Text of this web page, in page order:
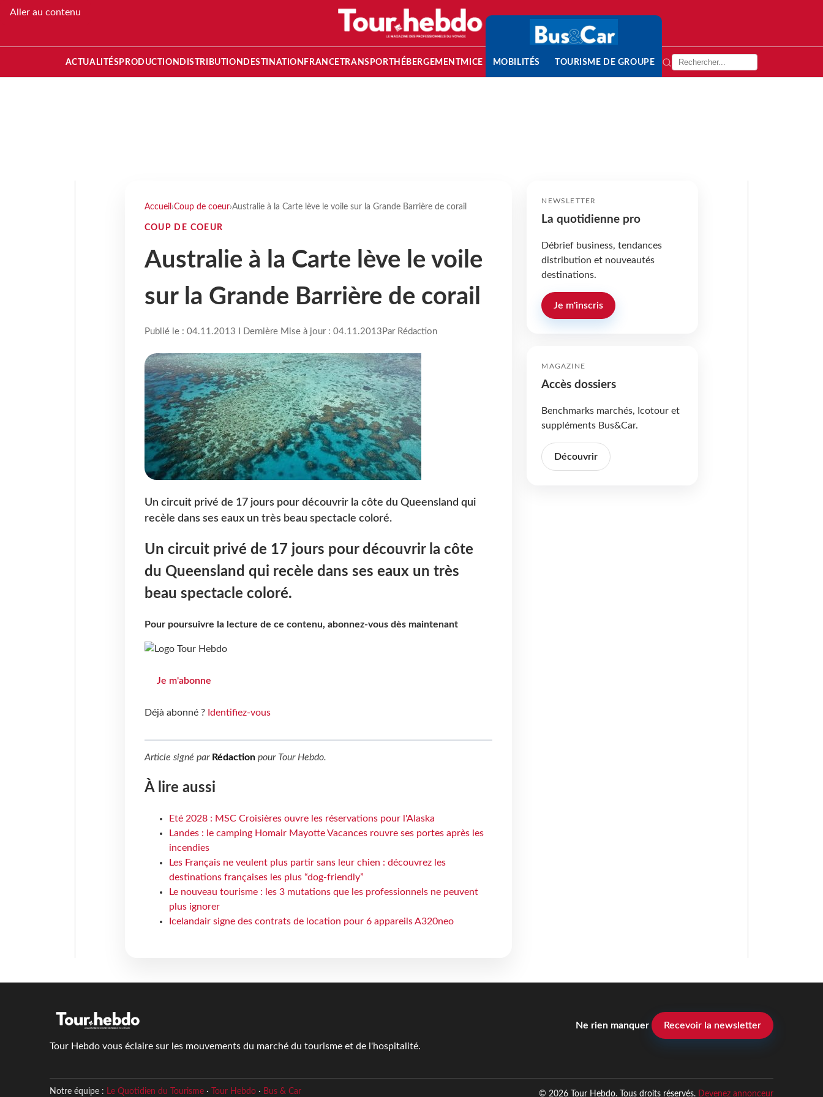
Aller au contenu
ACTUALITÉS PRODUCTION DISTRIBUTION DESTINATION FRANCETRANSPORT HÉBERGEMENTMICE MOBILITÉS TOURISME DE GROUPE
Accueil ›Coup de coeur›Australie à la Carte lève le voile sur la Grande Barrière de corail
COUP DE COEUR
Australie à la Carte lève le voile
sur la Grande Barrière de corail
Publié le : 04.11.2013 I Dernière Mise à jour : 04.11.2013 Par Rédaction
Un circuit privé de 17 jours pour découvrir la côte du Queensland qui
recèle dans ses eaux un très beau spectacle coloré.
Un circuit privé de 17 jours pour découvrir la côte
du Queensland qui recèle dans ses eaux un très
beau spectacle coloré.
Pour poursuivre la lecture de ce contenu, abonnez-vous dès maintenant
Je m'abonne
Déjà abonné ? Identifiez-vous
Article signé par Rédactionpour Tour Hebdo.
À lire aussi
Eté 2028 : MSC Croisières ouvre les réservations pour l'Alaska
Landes : le camping Homair Mayotte Vacances rouvre ses portes après les
incendies
Les Français ne veulent plus partir sans leur chien : découvrez les
destinations françaises les plus “dog-friendly”
Le nouveau tourisme : les 3 mutations que les professionnels ne peuvent
plus ignorer
Icelandair signe des contrats de location pour 6 appareils A320neo
NEWSLETTER
La quotidienne pro
Débrief business, tendances
distribution et nouveautés
destinations.
Je m'inscris
MAGAZINE
Accès dossiers
Benchmarks marchés, Icotour et
suppléments Bus&Car.
Découvrir
Tour Hebdo vous éclaire sur les mouvements du marché du tourisme et de l'hospitalité.
Ne rien manquer Recevoir la newsletter
Notre équipe : Le Quotidien du Tourisme· Tour Hebdo· Bus & Car © 2026 Tour Hebdo. Tous droits réservés. Devenez annonceur